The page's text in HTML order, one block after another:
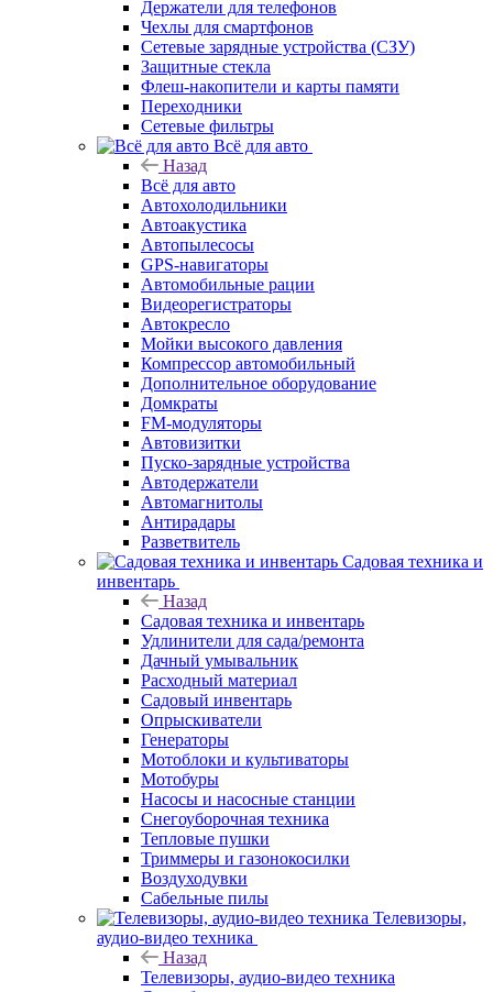
Держатели для телефонов
Чехлы для смартфонов
Сетевые зарядные устройства (СЗУ)
Защитные стекла
Флеш-накопители и карты памяти
Переходники
Сетевые фильтры
Всё для авто
Назад
Всё для авто
Автохолодильники
Автоакустика
Автопылесосы
GPS-навигаторы
Автомобильные рации
Видеорегистраторы
Автокресло
Мойки высокого давления
Компрессор автомобильный
Дополнительное оборудование
Домкраты
FM-модуляторы
Автовизитки
Пуско-зарядные устройства
Автодержатели
Автомагнитолы
Антирадары
Разветвитель
Садовая техника и
инвентарь
Назад
Садовая техника и инвентарь
Удлинители для сада/ремонта
Дачный умывальник
Расходный материал
Садовый инвентарь
Опрыскиватели
Генераторы
Мотоблоки и культиваторы
Мотобуры
Насосы и насосные станции
Снегоуборочная техника
Тепловые пушки
Триммеры и газонокосилки
Воздуходувки
Сабельные пилы
Телевизоры,
аудио-видео техника
Назад
Телевизоры, аудио-видео техника